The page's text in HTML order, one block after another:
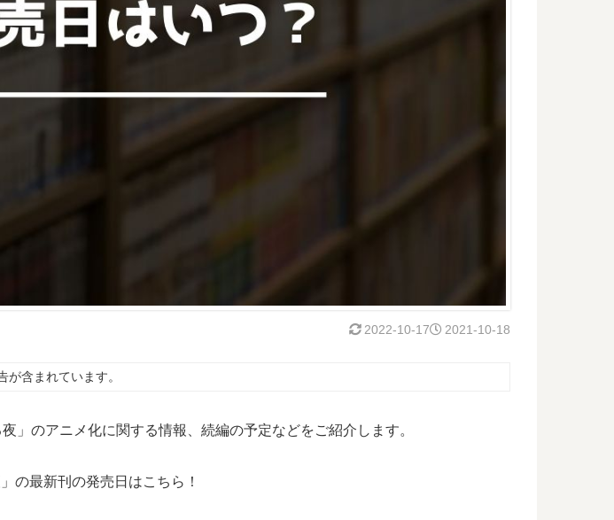
2021-10-18
2022-10-17
が含まれています。
」のアニメ化に関する情報、続編の予定などをご紹介します。
の最新刊の発売日はこちら！